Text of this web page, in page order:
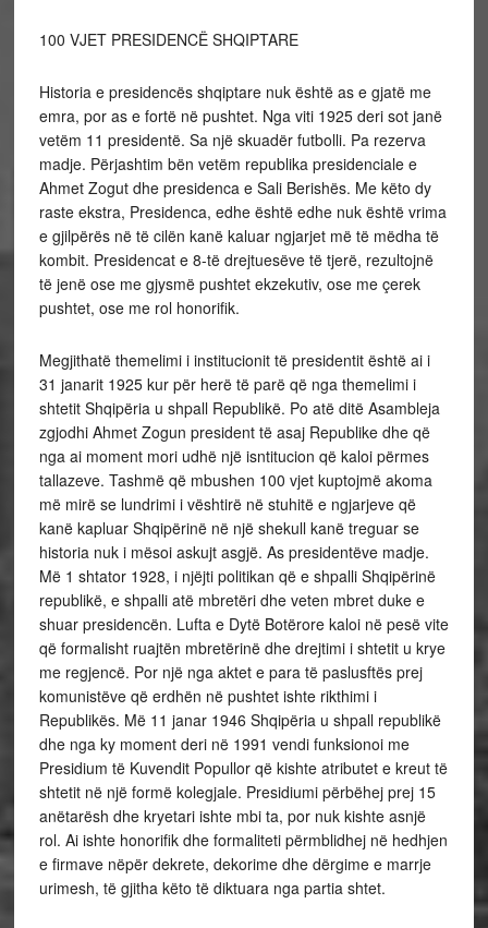
100 VJET PRESIDENCË SHQIPTARE
Historia e presidencës shqiptare nuk është as e gjatë me
emra, por as e fortë në pushtet. Nga viti 1925 deri sot janë
vetëm 11 presidentë. Sa një skuadër futbolli. Pa rezerva
madje. Përjashtim bën vetëm republika presidenciale e
Ahmet Zogut dhe presidenca e Sali Berishës. Me këto dy
raste ekstra, Presidenca, edhe është edhe nuk është vrima
e gjilpërës në të cilën kanë kaluar ngjarjet më të mëdha të
kombit. Presidencat e 8-të drejtuesëve të tjerë, rezultojnë
të jenë ose me gjysmë pushtet ekzekutiv, ose me çerek
pushtet, ose me rol honorifik.
Megjithatë themelimi i institucionit të presidentit është ai i
31 janarit 1925 kur për herë të parë që nga themelimi i
shtetit Shqipëria u shpall Republikë. Po atë ditë Asambleja
zgjodhi Ahmet Zogun president të asaj Republike dhe që
nga ai moment mori udhë një isntitucion që kaloi përmes
tallazeve. Tashmë që mbushen 100 vjet kuptojmë akoma
më mirë se lundrimi i vështirë në stuhitë e ngjarjeve që
kanë kapluar Shqipërinë në një shekull kanë treguar se
historia nuk i mësoi askujt asgjë. As presidentëve madje.
Më 1 shtator 1928, i njëjti politikan që e shpalli Shqipërinë
republikë, e shpalli atë mbretëri dhe veten mbret duke e
shuar presidencën. Lufta e Dytë Botërore kaloi në pesë vite
që formalisht ruajtën mbretërinë dhe drejtimi i shtetit u krye
me regjencë. Por një nga aktet e para të paslusftës prej
komunistëve që erdhën në pushtet ishte rikthimi i
Republikës. Më 11 janar 1946 Shqipëria u shpall republikë
dhe nga ky moment deri në 1991 vendi funksionoi me
Presidium të Kuvendit Popullor që kishte atributet e kreut të
shtetit në një formë kolegjale. Presidiumi përbëhej prej 15
anëtarësh dhe kryetari ishte mbi ta, por nuk kishte asnjë
rol. Ai ishte honorifik dhe formaliteti përmblidhej në hedhjen
e firmave nëpër dekrete, dekorime dhe dërgime e marrje
urimesh, të gjitha këto të diktuara nga partia shtet.